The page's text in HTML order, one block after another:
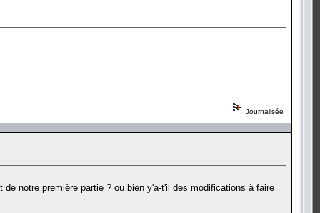
Journalisée
notre première partie ? ou bien y'a-t'il des modifications à faire